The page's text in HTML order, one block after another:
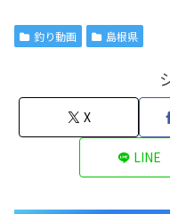
釣り動画 島根県
X
LINE